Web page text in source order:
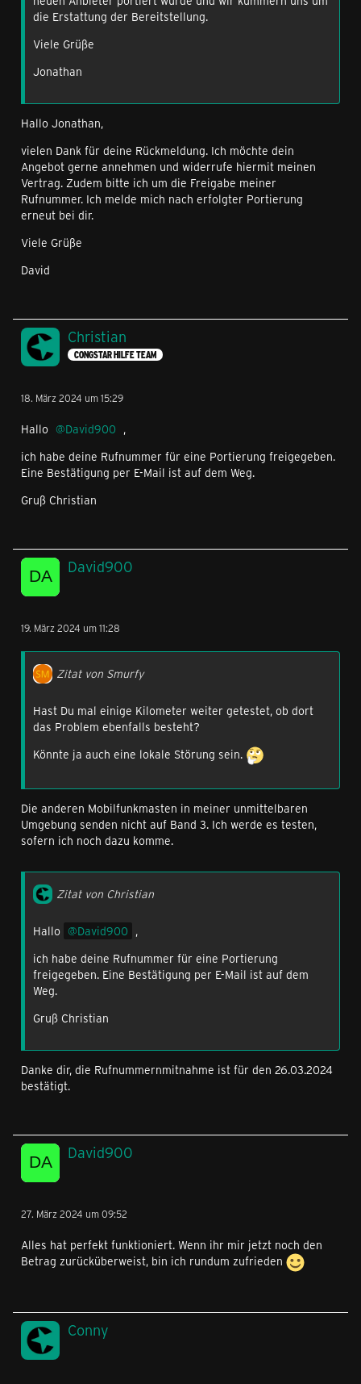
die Erstattung der Bereitstellung.
Viele Grüße
Jonathan
Hallo Jonathan,
vielen Dank für deine Rückmeldung. Ich möchte dein
Angebot gerne annehmen und widerrufe hiermit meinen
Vertrag. Zudem bitte ich um die Freigabe meiner
Rufnummer. Ich melde mich nach erfolgter Portierung
erneut bei dir.
Viele Grüße
David
Christian
CONGSTAR HILFE TEAM
18. März 2024 um 15:29
Hallo David900 ,
ich habe deine Rufnummer für eine Portierung freigegeben.
Eine Bestätigung per E-Mail ist auf dem Weg.
Gruß Christian
David900
19. März 2024 um 11:28
Zitat von Smurfy
Hast Du mal einige Kilometer weiter getestet, ob dort
das Problem ebenfalls besteht?
Könnte ja auch eine lokale Störung sein.
Die anderen Mobilfunkmasten in meiner unmittelbaren
Umgebung senden nicht auf Band 3. Ich werde es testen,
sofern ich noch dazu komme.
Zitat von Christian
Hallo David900 ,
ich habe deine Rufnummer für eine Portierung
freigegeben. Eine Bestätigung per E-Mail ist auf dem
Weg.
Gruß Christian
Danke dir, die Rufnummernmitnahme ist für den 26.03.2024
bestätigt.
David900
27. März 2024 um 09:52
Alles hat perfekt funktioniert. Wenn ihr mir jetzt noch den
Betrag zurücküberweist, bin ich rundum zufrieden
Conny